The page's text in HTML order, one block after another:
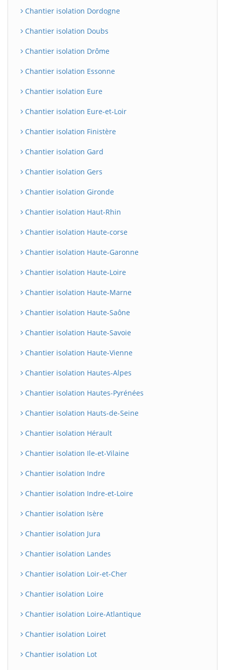
Chantier isolation Dordogne
Chantier isolation Doubs
Chantier isolation Drôme
Chantier isolation Essonne
Chantier isolation Eure
Chantier isolation Eure-et-Loir
Chantier isolation Finistère
Chantier isolation Gard
Chantier isolation Gers
Chantier isolation Gironde
Chantier isolation Haut-Rhin
Chantier isolation Haute-corse
Chantier isolation Haute-Garonne
Chantier isolation Haute-Loire
Chantier isolation Haute-Marne
Chantier isolation Haute-Saône
Chantier isolation Haute-Savoie
Chantier isolation Haute-Vienne
Chantier isolation Hautes-Alpes
Chantier isolation Hautes-Pyrénées
Chantier isolation Hauts-de-Seine
Chantier isolation Hérault
Chantier isolation Ile-et-Vilaine
Chantier isolation Indre
Chantier isolation Indre-et-Loire
Chantier isolation Isère
Chantier isolation Jura
Chantier isolation Landes
Chantier isolation Loir-et-Cher
Chantier isolation Loire
Chantier isolation Loire-Atlantique
Chantier isolation Loiret
Chantier isolation Lot
B Assistant en ligne